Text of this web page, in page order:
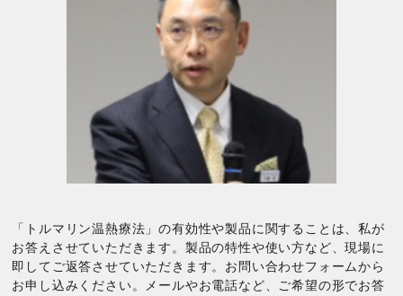
「トルマリン温熱療法」の有効性や製品に関することは、私が
お答えさせていただきます。製品の特性や使い方など、現場に
即してご返答させていただきます。お問い合わせフォームから
お申し込みください。メールやお電話など、ご希望の形でお答